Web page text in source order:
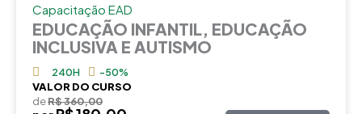
Capacitação EAD
EDUCAÇÃO INFANTIL, EDUCAÇÃO
INCLUSIVA E AUTISMO
240H -50%
VALOR DO CURSO
deR$ 360,00